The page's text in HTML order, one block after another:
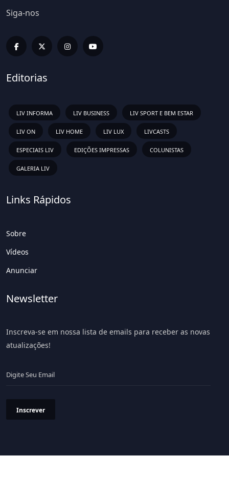
Siga-nos
Editorias
LIV INFORMA LIV BUSINESS LIV SPORT E BEM ESTAR
LIV ON LIV HOME LIV LUX LIVCASTS
ESPECIAIS LIV EDIÇÕES IMPRESSAS COLUNISTAS
GALERIA LIV
Links Rápidos
Sobre
Vídeos
Anunciar
Newsletter
Inscreva-se em nossa lista de emails para receber as novas
atualizações!
Inscrever